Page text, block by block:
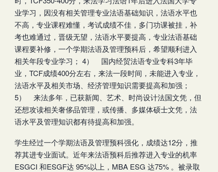
业学习，因没有相关管理专业法语基础知识，法语水平也
不高，专业课程难懂，考试成绩不佳，多门功课被挂，补
考也难通过，晋级无望，法语水平要提高，专业法语基础
课程要补修，一个学期法语及管理预科后，希望顺利进入
相关年段专业学习； 4） 国内经贸法语专业专科3年毕
业，TCF成绩400分左右，来法一段时间，未能进入专业，
法语水平及相关市场、经济管理知识需要提高和加强；
5） 来法多年，已获新闻、艺术、时尚设计法国文凭，但
还想攻读相关奢侈品管理，或传播、多媒体硕士文凭，法
语水平及管理知识都有待提高和加强。
学生经过一个学期法语及管理预科强化，成绩达12分，推
荐其进专业面试。近年来法语预科后推荐进入专业的机率
ESGCI 和ESGF达 95%以上，MBA ESG 达75% 。被录取